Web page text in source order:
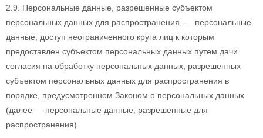
2.9. Персональные данные, разрешенные субъектом
персональных данных для распространения, — персональные
данные, доступ неограниченного круга лиц к которым
предоставлен субъектом персональных данных путем дачи
согласия на обработку персональных данных, разрешенных
субъектом персональных данных для распространения в
порядке, предусмотренном Законом о персональных данных
(далее — персональные данные, разрешенные для
распространения).